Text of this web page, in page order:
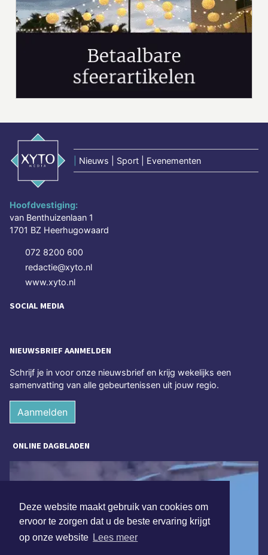
Deze website maakt gebruik van cookies om
ervoor te zorgen dat u de beste ervaring krijgt
op onze website Lees meer
Nieuws | Sport | Evenementen
Hoofdvestiging:
van Benthuizenlaan 1
1701 BZ Heerhugowaard
072 8200 600
redactie@xyto.nl
www.xyto.nl
SOCIAL MEDIA
NIEUWSBRIEF AANMELDEN
Schrijf je in voor onze nieuwsbrief en krijg wekelijks een
samenvatting van alle gebeurtenissen uit jouw regio.
Aanmelden
ONLINE DAGBLADEN